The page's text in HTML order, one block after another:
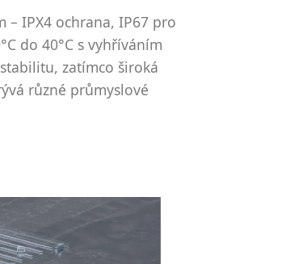
IPX4 ochrana, IP67 pro
do 40°C s vyhříváním
zatímco široká
různé průmyslové